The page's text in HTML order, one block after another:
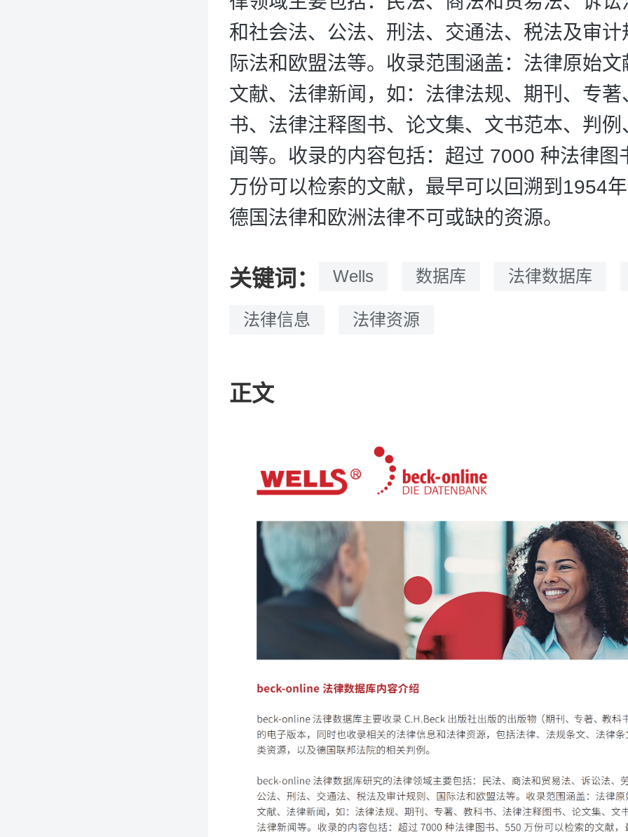
和社会法、公法、刑法、交通法、税法及审计
际法和欧盟法等。收录范围涵盖：法律原始文
文献、法律新闻，如：法律法规、期刊、专著
书、法律注释图书、论文集、文书范本、判例
闻等。收录的内容包括：超过 7000 种法律图
万份可以检索的文献，最早可以回溯到1954
德国法律和欧洲法律不可或缺的资源。
关键词： Wells 数据库 法律数据库
法律信息 法律资源
正文